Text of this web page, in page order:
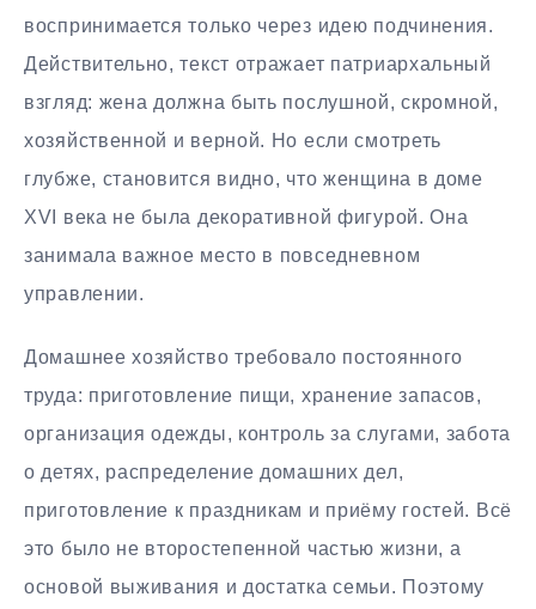
воспринимается только через идею подчинения.
Действительно, текст отражает патриархальный
взгляд: жена должна быть послушной, скромной,
хозяйственной и верной. Но если смотреть
глубже, становится видно, что женщина в доме
XVI века не была декоративной фигурой. Она
занимала важное место в повседневном
управлении.
Домашнее хозяйство требовало постоянного
труда: приготовление пищи, хранение запасов,
организация одежды, контроль за слугами, забота
о детях, распределение домашних дел,
приготовление к праздникам и приёму гостей. Всё
это было не второстепенной частью жизни, а
основой выживания и достатка семьи. Поэтому